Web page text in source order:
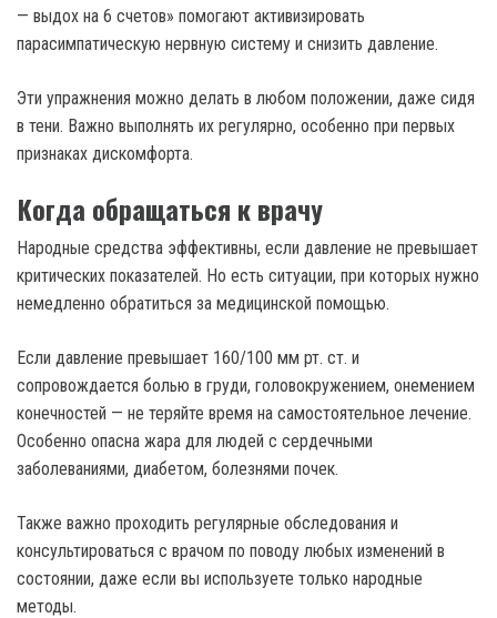
— выдох на 6 счетов» помогают активизировать
парасимпатическую нервную систему и снизить давление.
Эти упражнения можно делать в любом положении, даже сидя
в тени. Важно выполнять их регулярно, особенно при первых
признаках дискомфорта.
Когда обращаться к врачу
Народные средства эффективны, если давление не превышает
критических показателей. Но есть ситуации, при которых нужно
немедленно обратиться за медицинской помощью.
Если давление превышает 160/100 мм рт. ст. и
сопровождается болью в груди, головокружением, онемением
конечностей — не теряйте время на самостоятельное лечение.
Особенно опасна жара для людей с сердечными
заболеваниями, диабетом, болезнями почек.
Также важно проходить регулярные обследования и
консультироваться с врачом по поводу любых изменений в
состоянии, даже если вы используете только народные
методы.